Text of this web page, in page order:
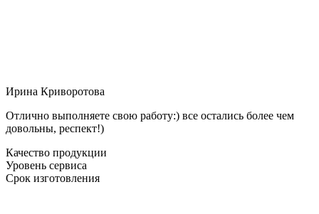
Ирина Криворотова
Отлично выполняете свою работу:) все остались более чем
довольны, респект!)
Качество продукции
Уровень сервиса
Срок изготовления